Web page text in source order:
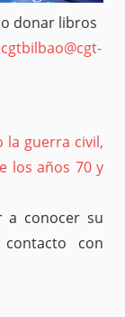
donar libros
cgtbilbao@cgt-
la guerra civil,
los años 70 y
a conocer su
con